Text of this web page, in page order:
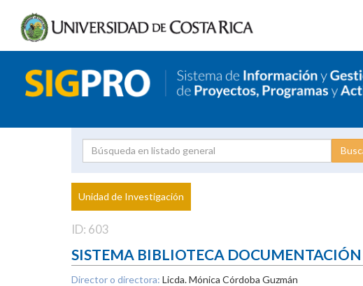
Proyecto
Investigador
Unidad de Investigación
ID: 603
SISTEMA BIBLIOTECA
Director o directora: Licda. Mónica Córdoba Guzmán